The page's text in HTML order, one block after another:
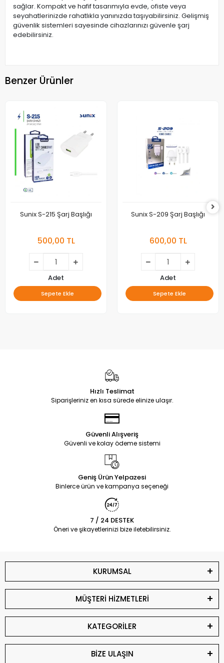
sağlar. Kompakt ve hafif tasarımıyla evde, ofiste veya
seyahatlerinizde rahatlıkla yanınızda taşıyabilirsiniz. Gelişmiş
güvenlik sistemleri sayesinde cihazlarınızı güvenle şarj
edebilirsiniz.
Benzer Ürünler
Sunix S-215 Şarj Başlığı
500,00 TL
Adet
Sepete Ekle
Sunix S-209 Şarj Başlığı
600,00 TL
Adet
Sepete Ekle
Hızlı Teslimat
Siparişleriniz en kısa sürede elinize ulaşır.
Güvenli Alışveriş
Güvenli ve kolay ödeme sistemi
Geniş Ürün Yelpazesi
Binlerce ürün ve kampanya seçeneği
7 / 24 DESTEK
Öneri ve şikayetlerinizi bize iletebilirsiniz.
KURUMSAL
MÜŞTERİ HİZMETLERİ
KATEGORİLER
BİZE ULAŞIN